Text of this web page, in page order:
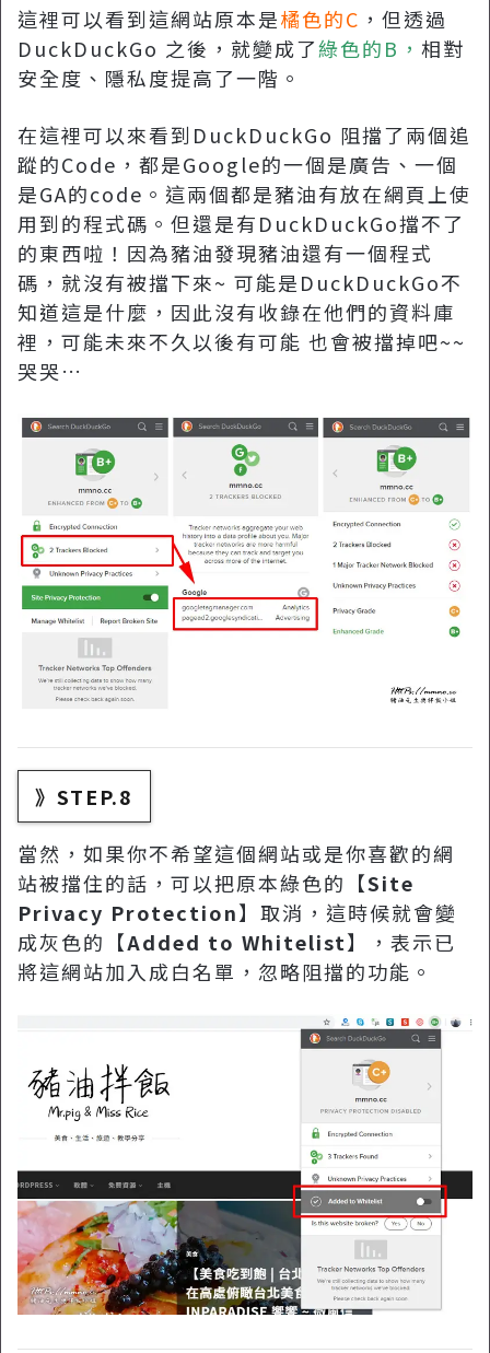
這裡可以看到這網站原本是橘色的C ，但透過
DuckDuckGo 之後，就變成了綠色的B， 相對
安全度、隱私度提高了一階。
在這裡可以來看到DuckDuckGo 阻擋了兩個追
蹤的Code，都是Google的一個是廣告、一個
是GA的code。這兩個都是豬油有放在網頁上使
用到的程式碼。但還是有DuckDuckGo擋不了
的東西啦！因為豬油發現豬油還有一個程式
碼，就沒有被擋下來~ 可能是DuckDuckGo不
知道這是什麼，因此沒有收錄在他們的資料庫
裡，可能未來不久以後有可能 也會被擋掉吧~~
哭哭…
》STEP.8
當然，如果你不希望這個網站或是你喜歡的網
站被擋住的話，可以把原本綠色的【Site
Privacy Protection】取消，這時候就會變
成灰色的【Added to Whitelist】，表示已
將這網站加入成白名單，忽略阻擋的功能。